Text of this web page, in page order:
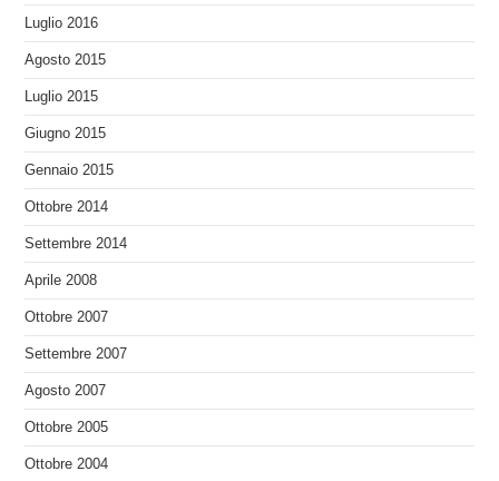
Luglio 2016
Agosto 2015
Luglio 2015
Giugno 2015
Gennaio 2015
Ottobre 2014
Settembre 2014
Aprile 2008
Ottobre 2007
Settembre 2007
Agosto 2007
Ottobre 2005
Ottobre 2004